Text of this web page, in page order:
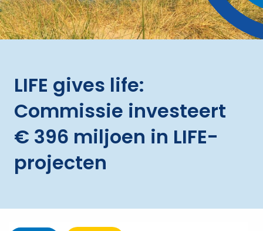
LIFE gives life:
Commissie investeert
€ 396 miljoen in LIFE-
projecten